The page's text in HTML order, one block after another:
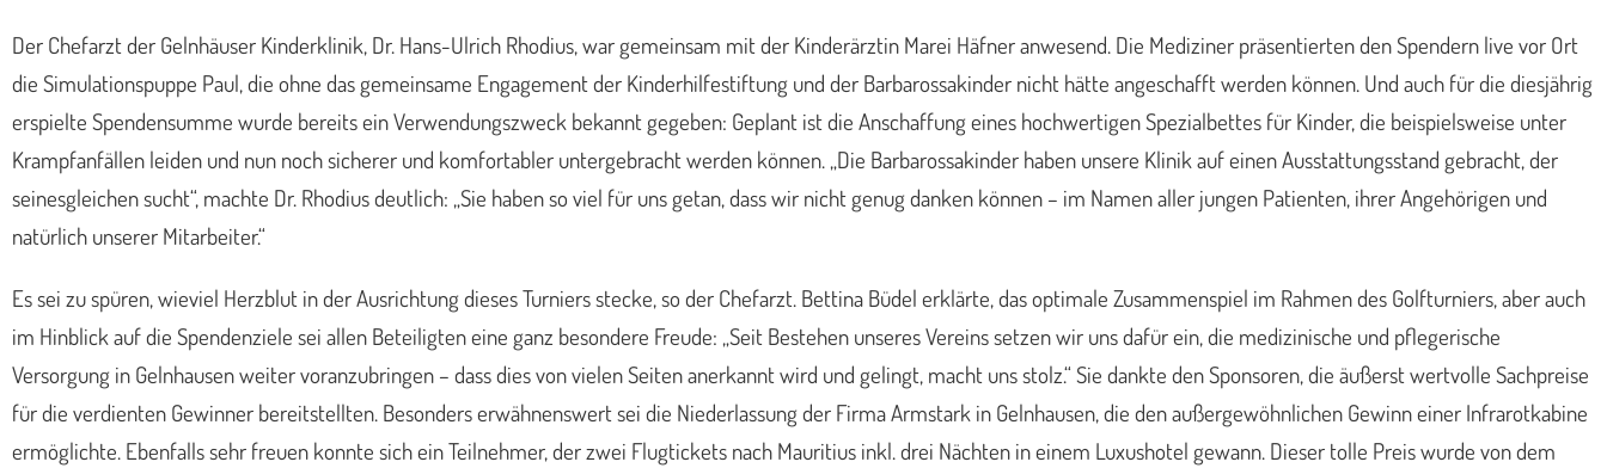
Der Chefarzt der Gelnhäuser Kinderklinik, Dr. Hans-Ulrich Rhodius, war gemeinsam mit der Kinderärztin Marei Häfner anwesend. Die Mediziner präsentierten den Spendern live vor Ort
die Simulationspuppe Paul, die ohne das gemeinsame Engagement der Kinderhilfestiftung und der Barbarossakinder nicht hätte angeschafft werden können. Und auch für die diesjährig
erspielte Spendensumme wurde bereits ein Verwendungszweck bekannt gegeben: Geplant ist die Anschaffung eines hochwertigen Spezialbettes für Kinder, die beispielsweise unter
Krampfanfällen leiden und nun noch sicherer und komfortabler untergebracht werden können. „Die Barbarossakinder haben unsere Klinik auf einen Ausstattungsstand gebracht, der
seinesgleichen sucht“, machte Dr. Rhodius deutlich: „Sie haben so viel für uns getan, dass wir nicht genug danken können – im Namen aller jungen Patienten, ihrer Angehörigen und
natürlich unserer Mitarbeiter.“
Es sei zu spüren, wieviel Herzblut in der Ausrichtung dieses Turniers stecke, so der Chefarzt. Bettina Büdel erklärte, das optimale Zusammenspiel im Rahmen des Golfturniers, aber auch
im Hinblick auf die Spendenziele sei allen Beteiligten eine ganz besondere Freude: „Seit Bestehen unseres Vereins setzen wir uns dafür ein, die medizinische und pflegerische
Versorgung in Gelnhausen weiter voranzubringen – dass dies von vielen Seiten anerkannt wird und gelingt, macht uns stolz.“ Sie dankte den Sponsoren, die äußerst wertvolle Sachpreise
für die verdienten Gewinner bereitstellten. Besonders erwähnenswert sei die Niederlassung der Firma Armstark in Gelnhausen, die den außergewöhnlichen Gewinn einer Infrarotkabine
ermöglichte. Ebenfalls sehr freuen konnte sich ein Teilnehmer, der zwei Flugtickets nach Mauritius inkl. drei Nächten in einem Luxushotel gewann. Dieser tolle Preis wurde von dem